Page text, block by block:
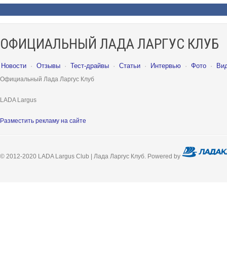
ОФИЦИАЛЬНЫЙ ЛАДА ЛАРГУС КЛУБ
Новости · Отзывы · Тест-драйвы · Статьи · Интервью · Фото ·
Официальный Лада Ларгус Клуб
LADA Largus
Разместить рекламу на сайте
© 2012-2020 LADA Largus Club | Лада Ларгус Клуб. Powered by